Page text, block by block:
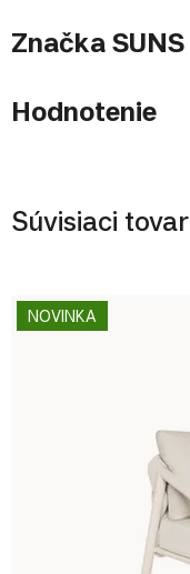
Značka SUNS
Hodnotenie
Súvisiaci tovar
NOVINKA